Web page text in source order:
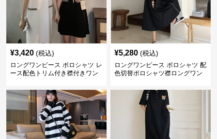
¥3,420 (税込)
ロングワンピース ポロシャツ レ
ース配色トリム付き襟付きワン
¥5,280 (税込)
ロングワンピース ポロシャツ 配
色切替ポロシャツ襟ロングワン